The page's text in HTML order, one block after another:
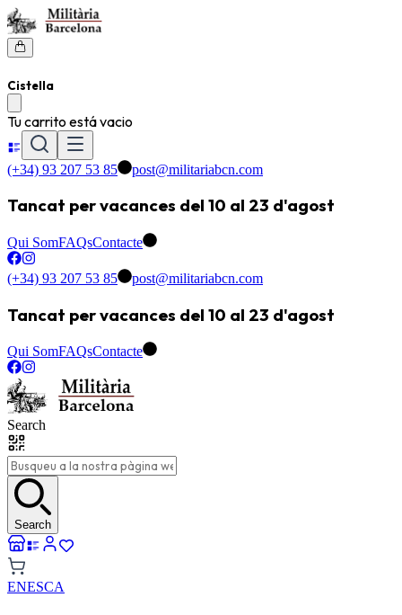
Cistella
Tu carrito está vacio
(+34) 93 207 53 85 post@militariabcn.com
Tancat per vacances del 10 al 23 d'agost
Qui SomFAQsContacte
(+34) 93 207 53 85 post@militariabcn.com
Tancat per vacances del 10 al 23 d'agost
Qui SomFAQsContacte
Search
Search
ENESCA